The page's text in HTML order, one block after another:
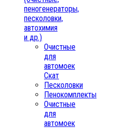
пеногенераторы,
песколовки,
автохимия
и др.)
Очистные
для
автомоек
Скат
Песколовки
Пенокомплекты
Очистные
для
автомоек